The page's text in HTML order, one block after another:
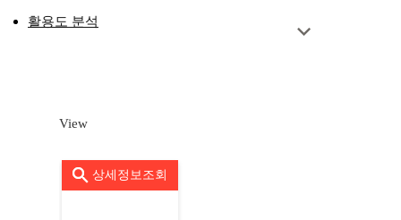
활용도 분석
View
상세정보조회